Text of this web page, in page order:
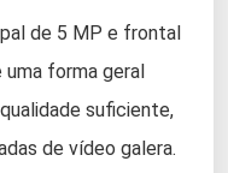
de 5 MP e frontal
forma geral
suficiente,
de vídeo galera.